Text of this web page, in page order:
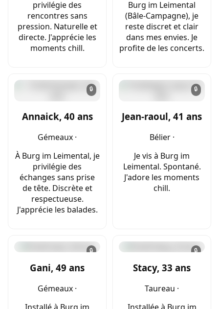
privilégie des
rencontres sans
pression. Naturelle et
directe. J'apprécie les
moments chill.
Burg im Leimental
(Bâle-Campagne), je
reste discret et clair
dans mes envies. Je
profite de les concerts.
🔒
Annaick, 40 ans
Gémeaux ·
À Burg im Leimental, je
privilégie des
échanges sans prise
de tête. Discrète et
respectueuse.
J'apprécie les balades.
🔒
Jean-raoul, 41 ans
Bélier ·
Je vis à Burg im
Leimental. Spontané.
J'adore les moments
chill.
🔒
Gani, 49 ans
Gémeaux ·
Installé à Burg im
🔒
Stacy, 33 ans
Taureau ·
Installée à Burg im